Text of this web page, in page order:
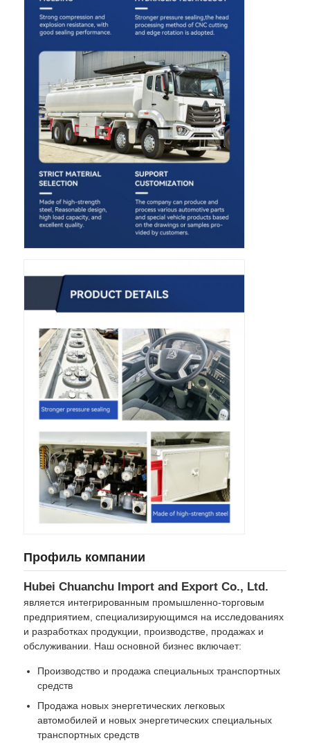
Профиль компании
Hubei Chuanchu Import and Export Co., Ltd.
является интегрированным промышленно-торговым
предприятием, специализирующимся на исследованиях
и разработках продукции, производстве, продажах и
обслуживании. Наш основной бизнес включает:
Производство и продажа специальных транспортных
средств
Продажа новых энергетических легковых
автомобилей и новых энергетических специальных
транспортных средств